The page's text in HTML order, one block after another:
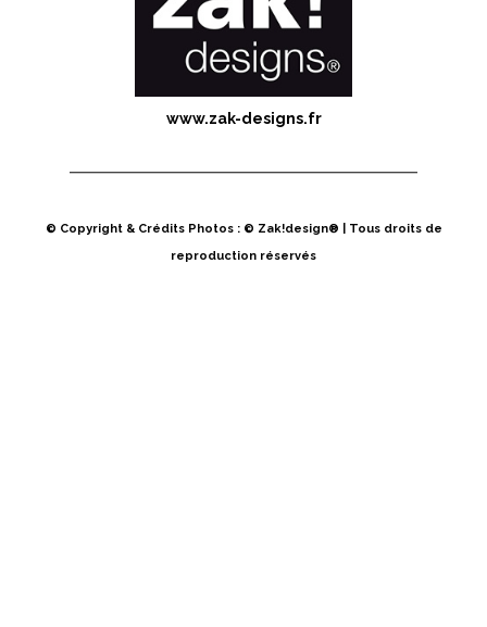
www.zak-designs.fr
© Copyright & Crédits Photos : © Zak!design® | Tous droits de
reproduction réservés